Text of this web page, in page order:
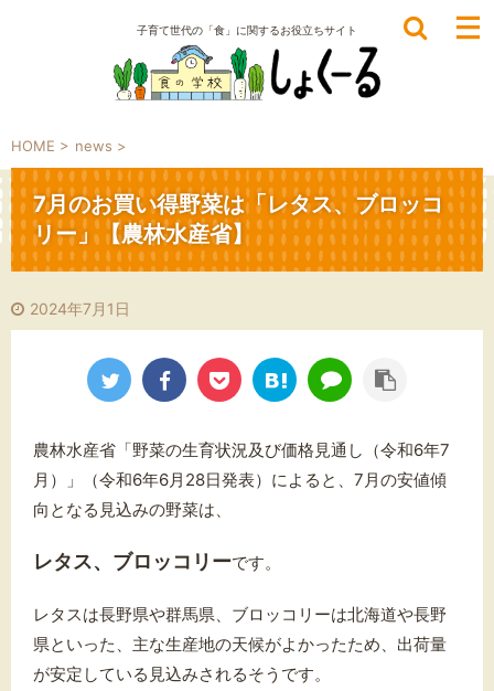
子育て世代の「食」に関するお役立ちサイト
HOME > news >
7月のお買い得野菜は「レタス、ブロッコ
リー」【農林水産省】
2024年7月1日
農林水産省「野菜の生育状況及び価格見通し（令和6年7
月）」（令和6年6月28日発表）によると、7月の安値傾
向となる見込みの野菜は、
レタス、ブロッコリーです。
レタスは長野県や群馬県、ブロッコリーは北海道や長野
県といった、主な生産地の天候がよかったため、出荷量
が安定している見込みされるそうです。